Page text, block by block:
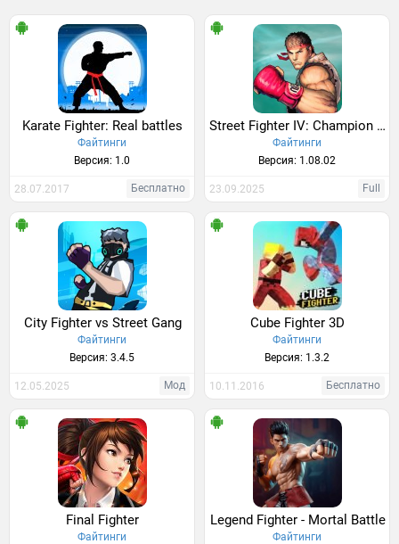
Karate Fighter: Real battles
Файтинги
Версия: 1.0
28.07.2017 Бесплатно
Street Fighter IV: Champion Edition
Файтинги
Версия: 1.08.02
23.09.2025 Full
City Fighter vs Street Gang
Файтинги
Версия: 3.4.5
12.05.2025 Мод
Cube Fighter 3D
Файтинги
Версия: 1.3.2
10.11.2016 Бесплатно
Final Fighter
Файтинги
Legend Fighter - Mortal Battle
Файтинги